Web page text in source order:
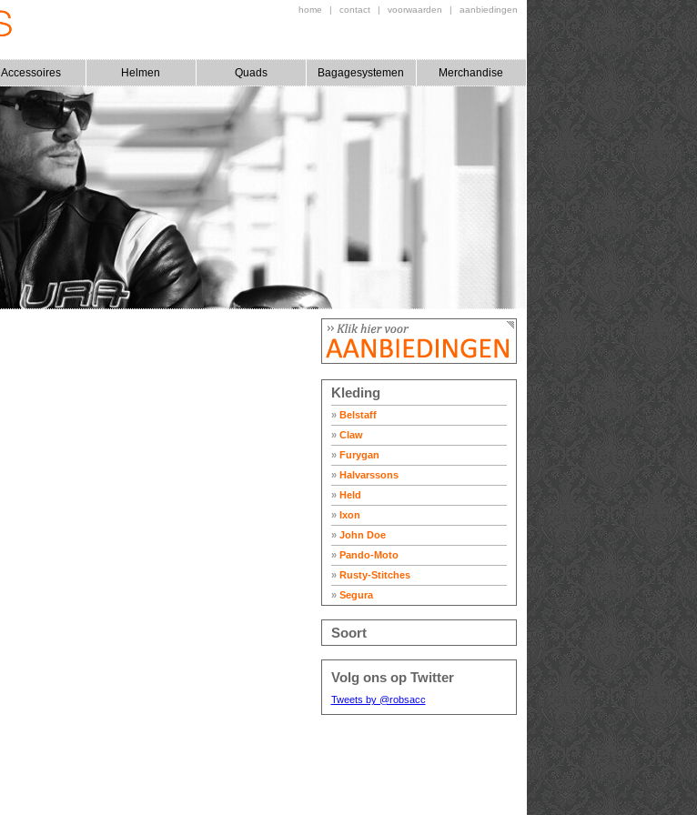
home | contact | voorwaarden | aanbiedingen
Accessoires Helmen Quads Bagagesystemen Merchandise
Kleding
» Belstaff
» Claw
» Furygan
» Halvarssons
» Held
» Ixon
» John Doe
» Pando-Moto
» Rusty-Stitches
» Segura
Soort
Volg ons op Twitter
Tweets by @robsacc